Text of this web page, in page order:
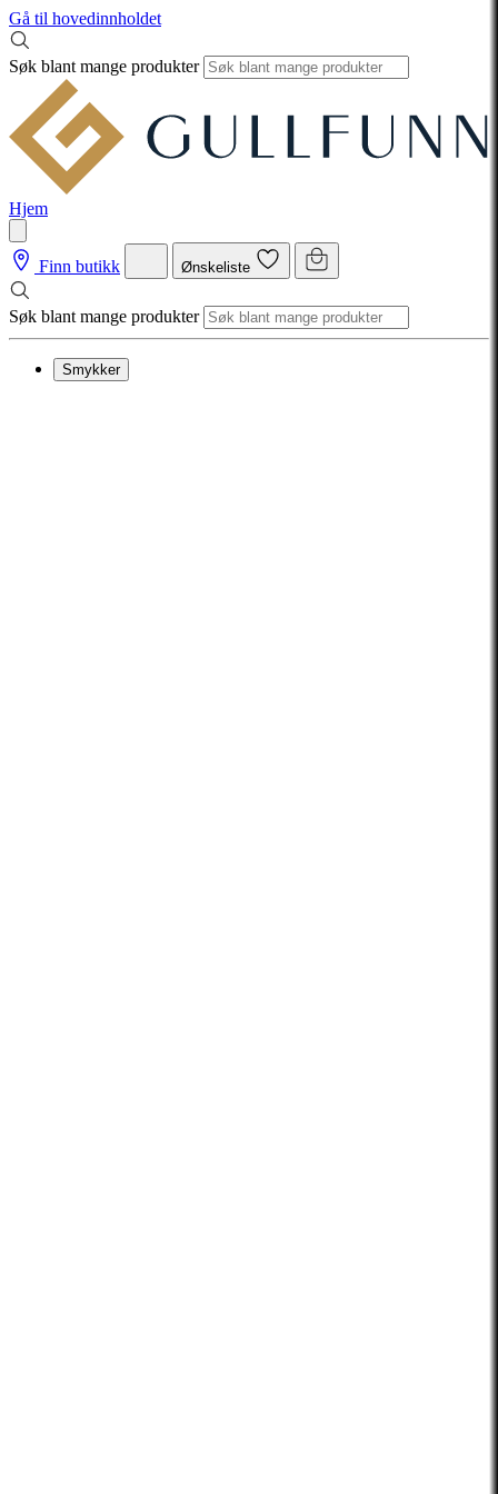
Gå til hovedinnholdet
Søk blant mange produkter
Hjem
Finn butikk Ønskeliste
Søk blant mange produkter
Smykker